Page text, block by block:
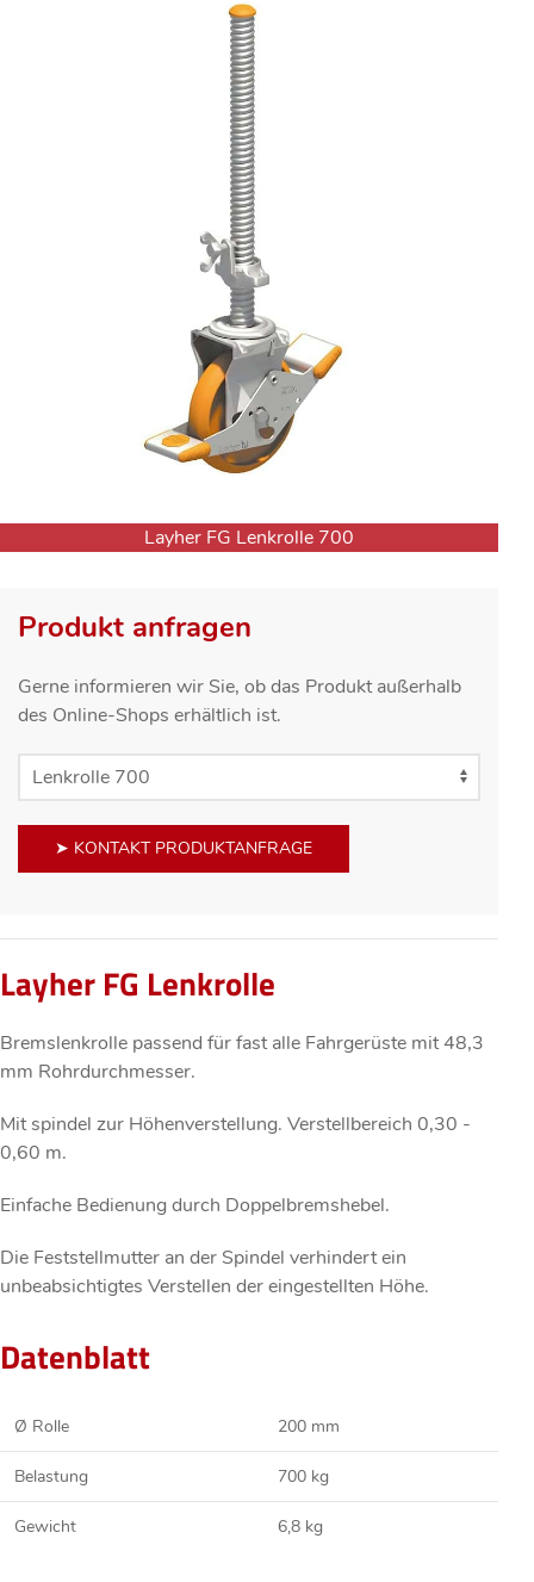
Layher FG Lenkrolle 700
Produkt anfragen
Gerne informieren wir Sie, ob das Produkt außerhalb
des Online-Shops erhältlich ist.
➤ KONTAKT PRODUKTANFRAGE
Layher FG Lenkrolle
Bremslenkrolle passend für fast alle Fahrgerüste mit 48,3
mm Rohrdurchmesser.
Mit spindel zur Höhenverstellung. Verstellbereich 0,30 -
0,60 m.
Einfache Bedienung durch Doppelbremshebel.
Die Feststellmutter an der Spindel verhindert ein
unbeabsichtigtes Verstellen der eingestellten Höhe.
Datenblatt
Ø Rolle 200 mm
Belastung 700 kg
Gewicht 6,8 kg